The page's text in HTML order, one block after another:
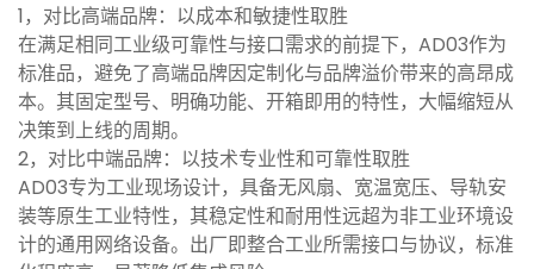
1，对比高端品牌：以成本和敏捷性取胜
在满足相同工业级可靠性与接口需求的前提下，AD03作为
标准品，避免了高端品牌因定制化与品牌溢价带来的高昂成
本。其固定型号、明确功能、开箱即用的特性，大幅缩短从
决策到上线的周期。
2，对比中端品牌：以技术专业性和可靠性取胜
AD03专为工业现场设计，具备无风扇、宽温宽压、导轨安
装等原生工业特性，其稳定性和耐用性远超为非工业环境设
计的通用网络设备。出厂即整合工业所需接口与协议，标准